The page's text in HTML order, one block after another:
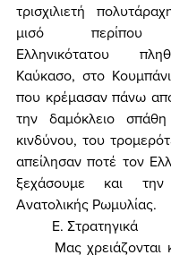
τρισχιλιετή
μισό περίπου
Ελληνικότατου
Καύκασο, στο
που κρέμασαν πάνω
την δαμόκλειο
κινδύνου, του
απείλησαν ποτέ τον
ξεχάσουμε και
Ανατολικής Ρωμυλίας.
	Ε. Στρατηγικά